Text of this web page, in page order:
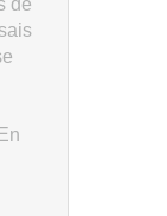
de